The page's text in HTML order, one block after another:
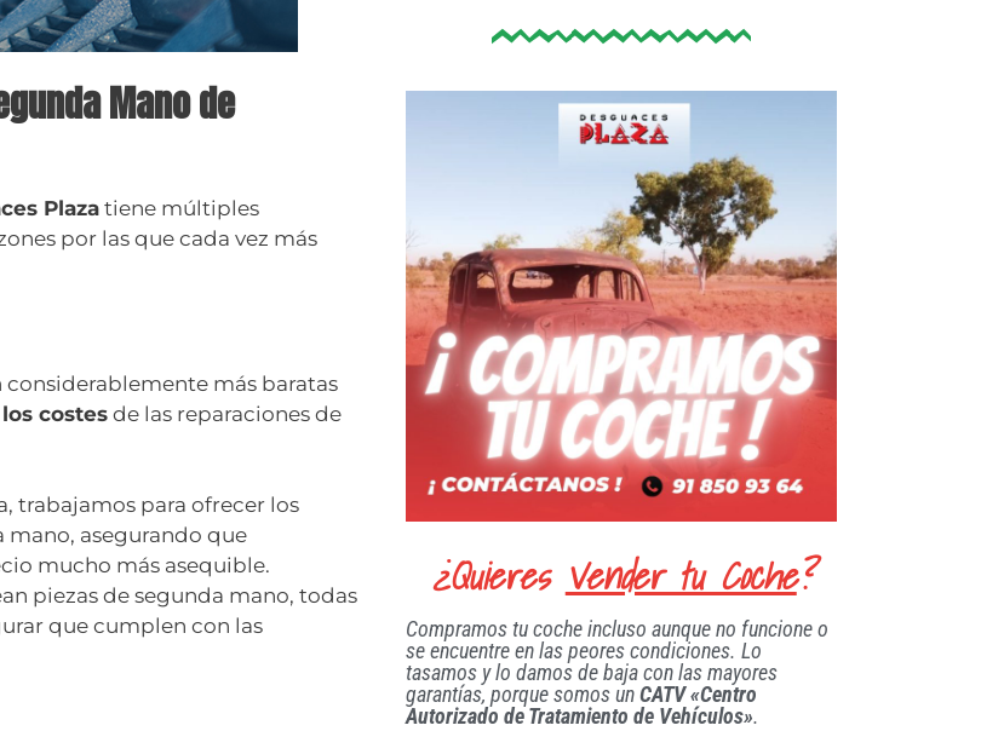
Mano de
Plazatiene múltiples
por las que cada vez más
considerablemente más baratas
costesde las reparaciones de
trabajamos para ofrecer los
mano, asegurando que
mucho más asequible.
piezas de segunda mano, todas
que cumplen con las
¿QuieresVender tu Coche?
Compramos tu coche incluso aunque no funcione o
se encuentre en las peores condiciones. Lo
tasamos y lo damos de baja con las mayores
garantías, porque somos unCATV «Centro
Autorizado de Tratamiento de Vehículos».